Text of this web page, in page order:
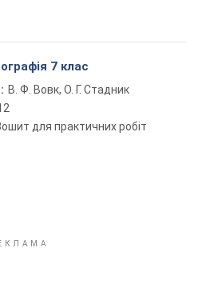
7 клас
В. Ф. Вовк, О. Г. Стадник
для практичних робіт